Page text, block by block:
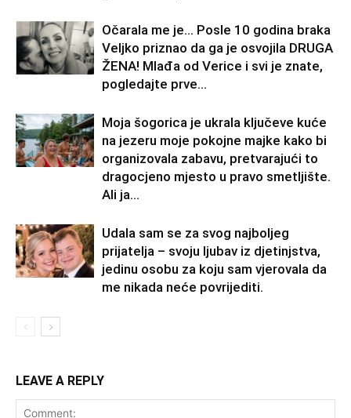
Očarala me je… Posle 10 godina braka
Veljko priznao da ga je osvojila DRUGA
ŽENA! Mlađa od Verice i svi je znate,
pogledajte prve...
Moja šogorica je ukrala ključeve kuće
na jezeru moje pokojne majke kako bi
organizovala zabavu, pretvarajući to
dragocjeno mjesto u pravo smetljište.
Ali ja...
Udala sam se za svog najboljeg
prijatelja – svoju ljubav iz djetinjstva,
jedinu osobu za koju sam vjerovala da
me nikada neće povrijediti.
LEAVE A REPLY